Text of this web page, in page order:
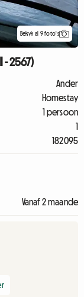
Bekyk al 9 foto's
- 2567)
Ander
Homestay
1 persoon
1
182095
Vanaf 2 maande